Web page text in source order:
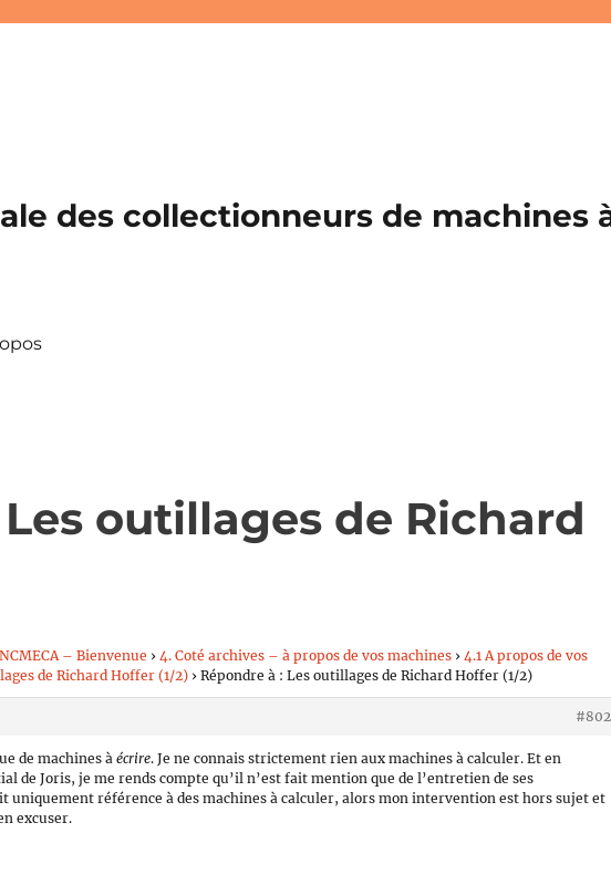
des collectionneurs de machines
outillages de Richard
– Bienvenue › 4. Coté archives – à propos de vos machines › 4.1 A propos de vos
de Richard Hoffer (1/2) › Répondre à : Les outillages de Richard Hoffer (1/2)
#802
de machines àécrire. Je ne connais strictement rien aux machines à calculer. Et en
de Joris, je me rends compte qu’il n’est fait mention que de l’entretien de ses
uniquement référence à des machines à calculer, alors mon intervention est hors sujet et
excuser.